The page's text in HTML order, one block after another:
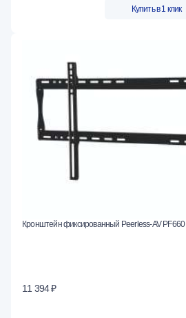
Купить в 1 клик
Кронштейн фиксированный Peerless-AV PF660
11 394 ₽